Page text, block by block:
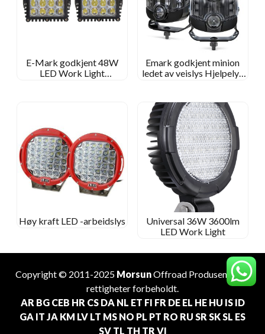
E-Mark godkjent 48W
LED Work Light
Emark godkjent minion
ledet av veislys Hjelpelys
Høy kraft LED -arbeidslys
Universal 36W 3600lm
LED Work Light
Copyright © 2011-2025 MorsunOffroad Produsent . Alle
rettigheter forbeholdt.
AR BG CEB HR CS DA NL ET FI FR DE EL HE HU IS ID
GA IT JA KM LV LT MS NO PL PT RO RU SR SKSL ES
SV TL TH TR VI